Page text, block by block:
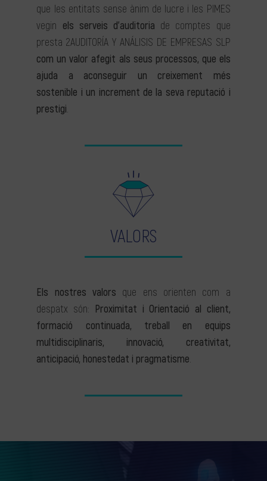
que les entitats sense ànim de lucre i les PIMES
vegin els serveis d’auditoria de comptes que
presta 2AUDITORÍA Y ANÁLISIS DE EMPRESAS SLP
com un valor afegit als seus processos, que els
ajuda a aconseguir un creixement més
sostenible i un increment de la seva reputació i
prestigi.
VALORS
Els nostres valors que ens orienten com a
despatx són: Proximitat i Orientació al client,
formació continuada, treball en equips
multidisciplinaris, innovació, creativitat,
anticipació, honestedat i pragmatisme.